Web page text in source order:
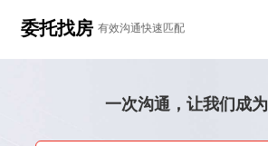
委托找房 有效沟通快速匹配
一次沟通，让我们成